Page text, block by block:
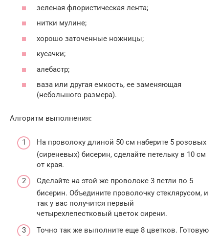
зеленая флористическая лента;
нитки мулине;
хорошо заточенные ножницы;
кусачки;
алебастр;
ваза или другая емкость, ее заменяющая
(небольшого размера).
Алгоритм выполнения:
На проволоку длиной 50 см наберите 5 розовых
(сиреневых) бисерин, сделайте петельку в 10 см
от края.
Сделайте на этой же проволоке 3 петли по 5
бисерин. Объедините проволочку стеклярусом, и
так у вас получится первый
четырехлепестковый цветок сирени.
Точно так же выполните еще 8 цветков. Готовую